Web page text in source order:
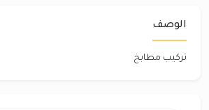
الوصف
تركيب مطابخ